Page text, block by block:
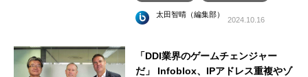
太田智晴（編集部）
2024.10.16
「DDI業界のゲームチェンジャー
だ」 Infoblox、IPアドレス重複やゾ